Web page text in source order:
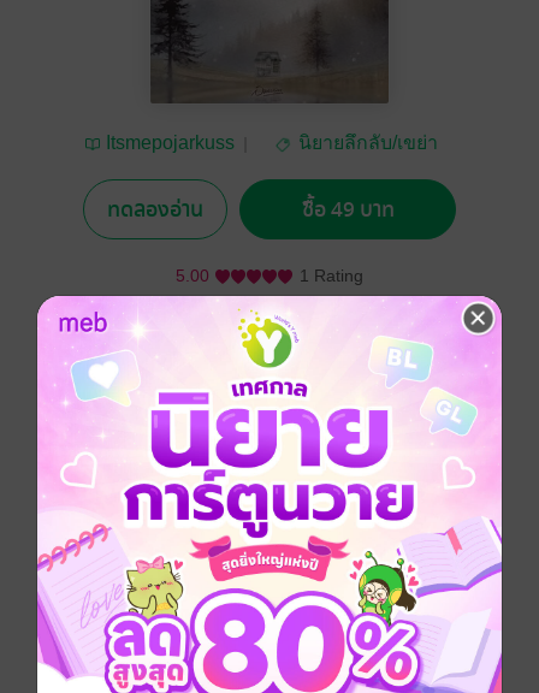
Itsmepojarkuss
นิยายลึกลับ/เขย่า
ทดลองอ่าน ซื้อ 49 บาท
5.00 1 Rating
อยากได้ ซื้อเป็นของขวัญ ติดตาม แชร์
จะเกิดอะไรขึ้น เมื่อ "เลโอ" หนุ่มออฟฟิศหน้าใหม่ไฟแรงที่
มีภาระอันยิ่งใหญ่คือการดูแลน้องสาวแล้วแม่ของเค้า ดัน
พลาดท่าให้แก๊งคอลเซ็นเตอร์จนเงินเกลี้ยงบัญชี แถมต้อง
จ่ายค่าเช่าห้องและค่าเทอมน้องอีกด้วย จึงไม่มีหนทางอื่น
นอกจากมาทำงานพาร์ทไทม์ที่ "ร้านขายของชำของลุง
สมาน" ที่ว่ากันว่าขายของให้ผีด้วยล่ะ!! บทสรุปจะเป็นยัง
ไง เลโอจะเอาตัวรอดจากสถานการณ์เสี่ยงตายในสถานที่
แห่งนี้ได้หรือไม่ ต้องมารอรับชมกัน